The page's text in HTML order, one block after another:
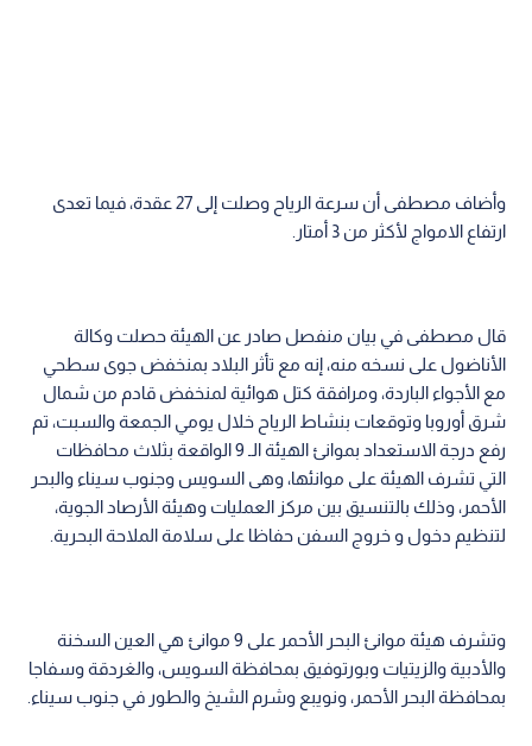
وأضاف مصطفى أن سرعة الرياح وصلت إلى 27 عقدة، فيما تعدى
ارتفاع الامواج لأكثر من 3 أمتار.
قال مصطفى في بيان منفصل صادر عن الهيئة حصلت وكالة
الأناضول على نسخه منه، إنه مع تأثر البلاد بمنخفض جوى سطحي
مع الأجواء الباردة، ومرافقة كتل هوائية لمنخفض قادم من شمال
شرق أوروبا وتوقعات بنشاط الرياح خلال يومي الجمعة والسبت، تم
رفع درجة الاستعداد بموانئ الهيئة الـ 9 الواقعة بثلاث محافظات
التي تشرف الهيئة على موانئها، وهى السويس وجنوب سيناء والبحر
الأحمر، وذلك بالتنسيق بين مركز العمليات وهيئة الأرصاد الجوية،
لتنظيم دخول و خروج السفن حفاظا على سلامة الملاحة البحرية.
وتشرف هيئة موانئ البحر الأحمر على 9 موانئ هي العين السخنة
والأدبية والزيتيات وبورتوفيق بمحافظة السويس، والغردقة وسفاجا
بمحافظة البحر الأحمر، ونويبع وشرم الشيخ والطور في جنوب سيناء.